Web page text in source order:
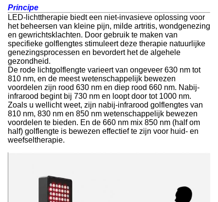
Principe
LED-lichttherapie biedt een niet-invasieve oplossing voor
het beheersen van kleine pijn, milde artritis, wondgenezing
en gewrichtsklachten. Door gebruik te maken van
specifieke golflengtes stimuleert deze therapie natuurlijke
genezingsprocessen en bevordert het de algehele
gezondheid.
De rode lichtgolflengte varieert van ongeveer 630 nm tot
810 nm, en de meest wetenschappelijk bewezen
voordelen zijn rood 630 nm en diep rood 660 nm. Nabij-
infrarood begint bij 730 nm en loopt door tot 1000 nm.
Zoals u wellicht weet, zijn nabij-infrarood golflengtes van
810 nm, 830 nm en 850 nm wetenschappelijk bewezen
voordelen te bieden. En de 660 nm mix 850 nm (half om
half) golflengte is bewezen effectief te zijn voor huid- en
weefseltherapie.